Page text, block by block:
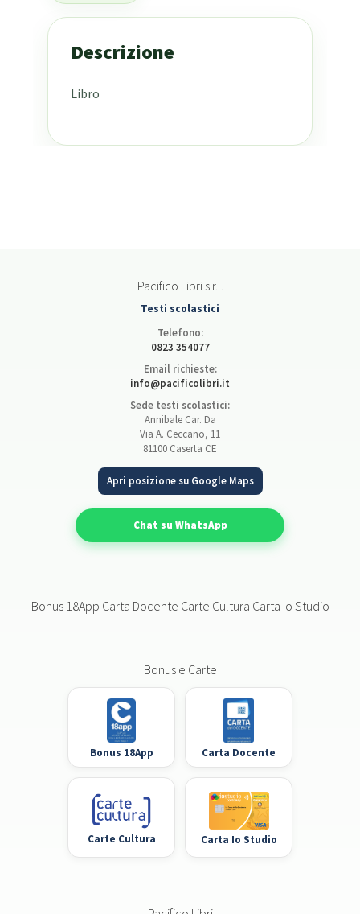
Descrizione
Libro
Pacifico Libri s.r.l.
Testi scolastici
Telefono:
0823 354077
Email richieste:
info@pacificolibri.it
Sede testi scolastici:
Annibale Car. Da
Via A. Ceccano, 11
81100 Caserta CE
Apri posizione su Google Maps
Chat su WhatsApp
Bonus 18App Carta Docente Carte Cultura Carta Io Studio
Bonus e Carte
Bonus 18App Carta Docente
Carte Cultura Carta Io Studio